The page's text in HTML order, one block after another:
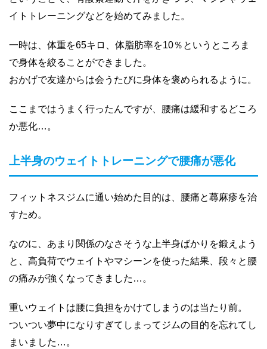
イトトレーニングなどを始めてみました。
一時は、体重を65キロ、体脂肪率を10％というところま
で身体を絞ることができました。
おかげで友達からは会うたびに身体を褒められるように。
ここまではうまく行ったんですが、腰痛は緩和するどころ
か悪化…。
上半身のウェイトトレーニングで腰痛が悪化
フィットネスジムに通い始めた目的は、腰痛と蕁麻疹を治
すため。
なのに、あまり関係のなさそうな上半身ばかりを鍛えよう
と、高負荷でウェイトやマシーンを使った結果、段々と腰
の痛みが強くなってきました…。
重いウェイトは腰に負担をかけてしまうのは当たり前。
ついつい夢中になりすぎてしまってジムの目的を忘れてし
まいました…。